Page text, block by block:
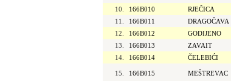
10.
166B010 RJEČICA
11.
166B011 DRAGOČAVA
12.
166B012 GODIJENO
13.
166B013 ZAVAIT
14.
166B014 ČELEBIĆI
15. 166B015 MEŠTREVAC